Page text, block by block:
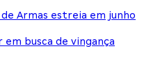
Armas estreia em junho
em busca de vingança